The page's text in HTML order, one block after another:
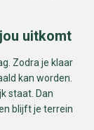
uitkomt
Zodra je klaar
kan worden.
staat. Dan
blijft je terrein